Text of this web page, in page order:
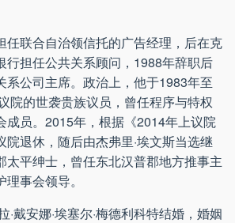
任联合自治领信托的广告经理，后在克
行担任公共关系顾问，1988年辞职后
系公司主席。政治上，他于1983年至
院的世袭贵族议员，曾任程序与特权
成员。2015年，根据《2014年上议院
院退休，随后由杰弗里·埃文斯当选继
太平绅士，曾任东北汉普郡地方推事主
事会领导。
·戴安娜·埃塞尔·梅德利科特结婚，婚姻